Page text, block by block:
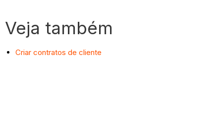
Veja também
Criar contratos de cliente